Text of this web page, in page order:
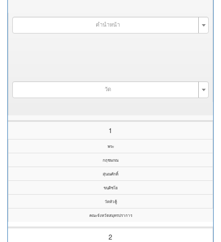
คำนำหน้า
วัด
1
พระ
กฤชษภณ
สุ่นณศักดิ์
ขนฺติชโย
วัดหัวคู้
คณะจังหวัดสมุทรปราการ
2